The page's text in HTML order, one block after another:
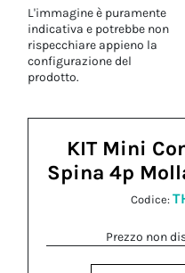
L'immagine è puramente
indicativa e potrebbe non
rispecchiare appieno la
configurazione del
prodotto.
KIT Mini
Spina 4p
Codice:
Prezzo non